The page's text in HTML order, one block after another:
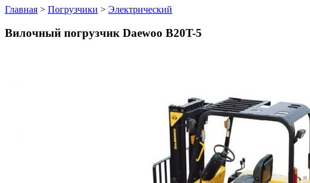
Главная > Погрузчики > Электрический
Вилочный погрузчик Daewoo B20T-5